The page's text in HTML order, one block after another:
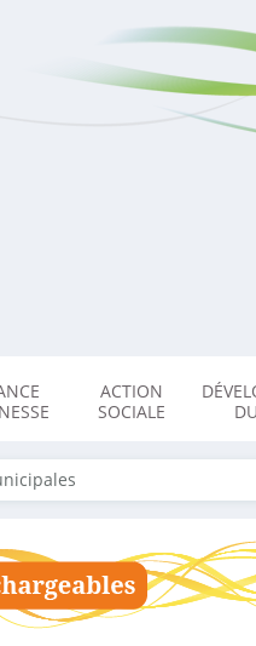
ACTION
SOCIALE